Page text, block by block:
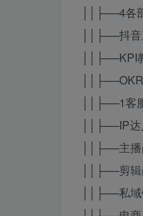
││├──4各
││├──抖
││├──KPI
││├──1客
││├──IP
││├──主
││├──剪
││├──私